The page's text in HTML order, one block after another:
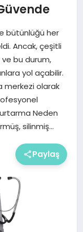
bütünlüğü her
Ancak, çeşitli
ve bu durum,
yol açabilir.
merkezi olarak
Neden
silinmiş…
Paylaş